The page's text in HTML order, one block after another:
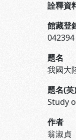
詮釋資
館藏登
042394
題名
我國大
題名(英)
Study
作者
翁淑貞